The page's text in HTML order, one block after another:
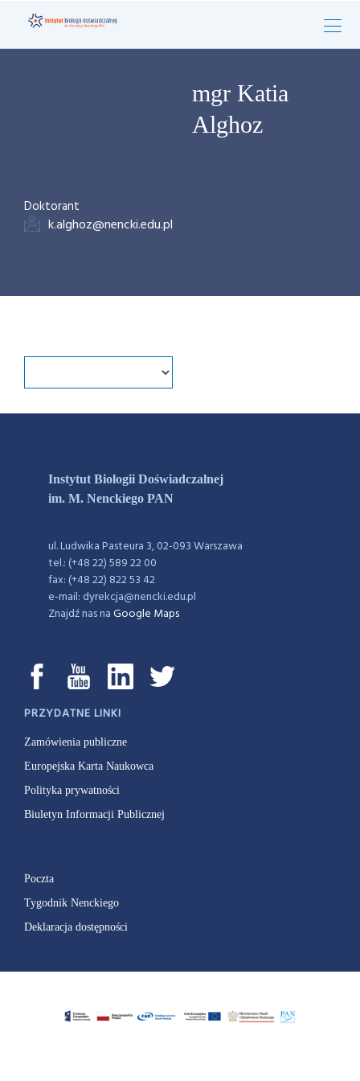
mgr Katia
Alghoz
Doktorant
k.alghoz@nencki.edu.pl
Instytut Biologii Doświadczalnej
im. M. Nenckiego PAN
ul. Ludwika Pasteura 3, 02-093 Warszawa
tel.: (+48 22) 589 22 00
fax: (+48 22) 822 53 42
e-mail: dyrekcja@nencki.edu.pl
Znajdź nas naGoogle Maps
PRZYDATNE LINKI
Zamówienia publiczne
Europejska Karta Naukowca
Polityka prywatności
Biuletyn Informacji Publicznej
Poczta
Tygodnik Nenckiego
Deklaracja dostępności